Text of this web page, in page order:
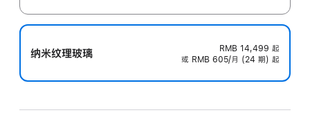
纳米纹理玻璃 RMB 14,499 起
或 RMB 605/月 (24 期) 起